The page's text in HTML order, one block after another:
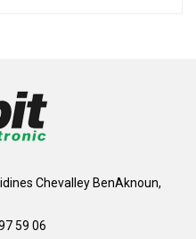
Chevalley BenAknoun,
59 06